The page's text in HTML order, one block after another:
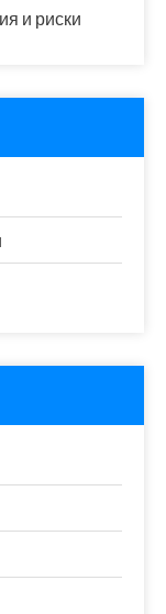
и риски